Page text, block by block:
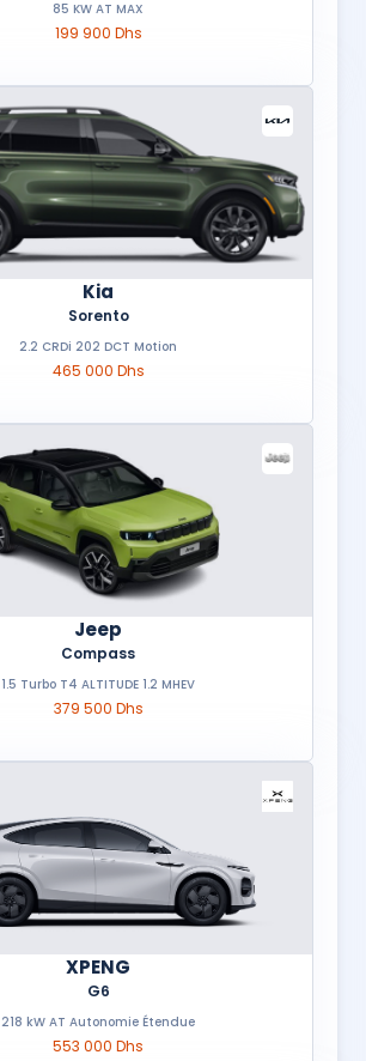
85 KW AT MAX
199 900 Dhs
Kia
Sorento
2.2 CRDi 202 DCT Motion
465 000 Dhs
Jeep
Compass
1.5 Turbo T4 ALTITUDE 1.2 MHEV
379 500 Dhs
XPENG
G6
218 kW AT Autonomie Étendue
553 000 Dhs